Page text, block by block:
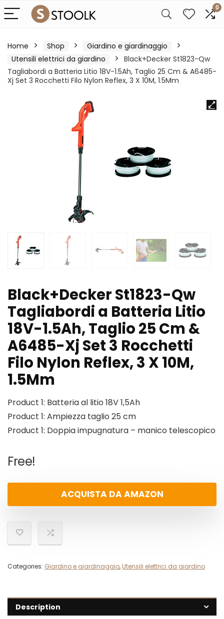
0
Home Shop
Giardino e giardinaggio
Utensili elettrici da giardino
Black+Decker St1823-Qw
Tagliabordi a Batteria Litio 18V-1.5Ah, Taglio 25 Cm & A6485-
Xj Set 3 Rocchetti Filo Nylon Reflex, 3 X 10M, 1.5Mm
Black+Decker St1823-Qw
Tagliabordi a Batteria Litio
18V-1.5Ah, Taglio 25 Cm &
A6485-Xj Set 3 Rocchetti
Filo Nylon Reflex, 3 X 10M,
1.5Mm
Product 1: Batteria al litio 18V 1,5Ah
Product 1: Ampiezza taglio 25 cm
Product 1: Doppia impugnatura – manico telescopico
Free!
ACQUISTA DA AMAZON
Categories: Giardino e giardinaggio, Utensili elettrici da giardino
Description